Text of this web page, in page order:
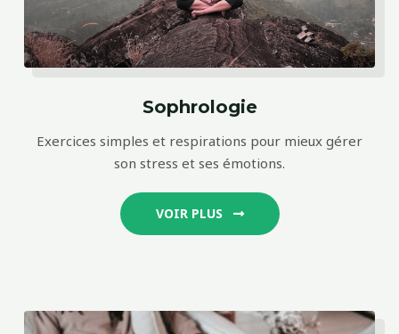
Sophrologie
Exercices simples et respirations pour mieux gérer
son stress et ses émotions.
VOIR PLUS